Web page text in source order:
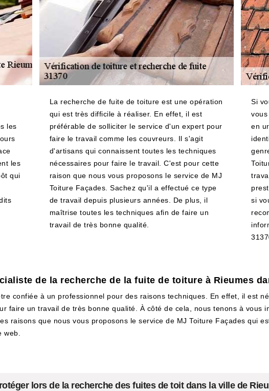
les
les
qui
La recherche de fuite de toiture est une opération
qui est très difficile à réaliser. En effet, il est
préférable de solliciter le service d'un expert pour
faire le travail comme les couvreurs. Il s'agit
d'artisans qui connaissent toutes les techniques
nécessaires pour faire le travail. C'est pour cette
raison que nous vous proposons le service de MJ
Toiture Façades. Sachez qu'il a effectué ce type
de travail depuis plusieurs années. De plus, il
maîtrise toutes les techniques afin de faire un
travail de très bonne qualité.
Si
en
si
de la recherche de la fuite de toiture à Rieumes
confiée à un professionnel pour des raisons techniques. En effet, il est
faire un travail de très bonne qualité. À côté de cela, nous tenons à vous
raisons que nous vous proposons le service de MJ Toiture Façades qui
web.
lors de la recherche des fuites de toit dans la ville de